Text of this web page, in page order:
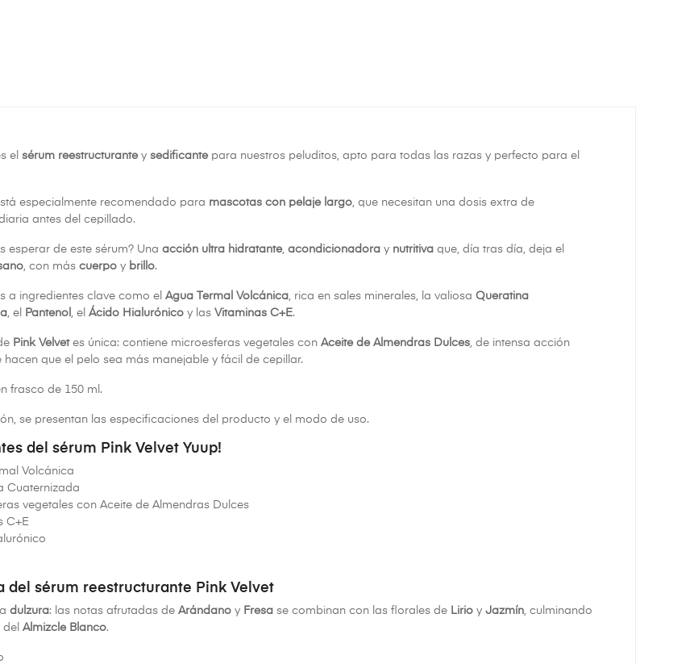
el sérum reestructurantey sedificantepara nuestros peluditos, apto para todas las razas y perfecto para el
especialmente recomendado para mascotas con pelaje largo, que necesitan una dosis extra de
antes del cepillado.
esperar de este sérum? Una acción ultra hidratante, acondicionadora y nutritiva que, día tras día, deja el
, con más cuerpo y brillo.
a ingredientes clave como el Agua Termal Volcánica, rica en sales minerales, la valiosa Queratina
, el Pantenol , el Ácido Hialurónico y las Vitaminas C+E.
Pink Velvetes única: contiene microesferas vegetales con Aceite de Almendras Dulces, de intensa acción
hacen que el pelo sea más manejable y fácil de cepillar.
frasco de 150 ml.
se presentan las especificaciones del producto y el modo de uso.
del sérum Pink Velvet Yuup!
Volcánica
Cuaternizada
vegetales con Aceite de Almendras Dulces
C+E
del sérum reestructurante Pink Velvet
dulzura: las notas afrutadas de Arándano y Fresa se combinan con las florales de Lirio y Jazmín, culminando
Almizcle Blanco.